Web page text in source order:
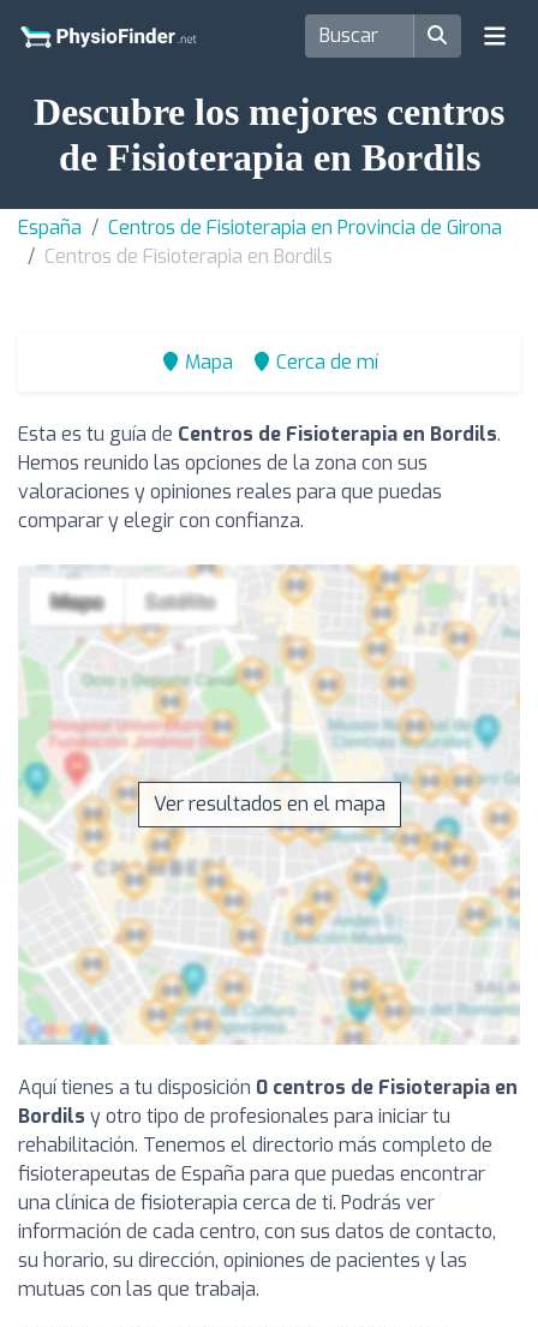
Descubre los mejores centros
de Fisioterapia en Bordils
España
Centros de Fisioterapia en Provincia de Girona
Centros de Fisioterapia en Bordils
Mapa Cerca de mí
Esta es tu guía de Centros de Fisioterapia en Bordils.
Hemos reunido las opciones de la zona con sus
valoraciones y opiniones reales para que puedas
comparar y elegir con confianza.
Ver resultados en el mapa
Aquí tienes a tu disposición 0 centros de Fisioterapia en
Bordils y otro tipo de profesionales para iniciar tu
rehabilitación. Tenemos el directorio más completo de
fisioterapeutas de España para que puedas encontrar
una clínica de fisioterapia cerca de ti. Podrás ver
información de cada centro, con sus datos de contacto,
su horario, su dirección, opiniones de pacientes y las
mutuas con las que trabaja.